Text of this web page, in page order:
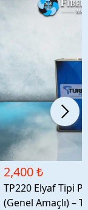
2,400 ₺
TP220 Elyaf Tipi
(Genel Amaçlı) –